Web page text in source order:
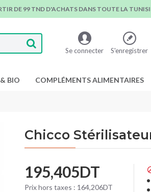
DE 99 TND D'ACHATS DANS TOUTE LA
Se connecter S'enregistrer
BIO COMPLÉMENTS ALIMENTAIRES
Chicco
195,405DT
Prix hors taxes : 164,206DT